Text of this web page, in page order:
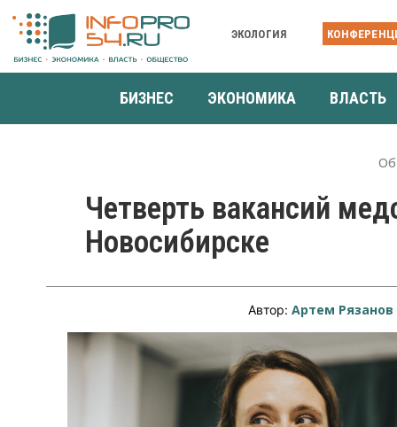
ЭКОЛОГИЯ
БИЗНЕС ЭКОНОМИКА ВЛАСТЬ
Четверть вакансий
Новосибирске
Автор:Артем Рязанов